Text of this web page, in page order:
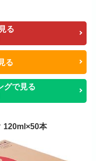
る
る
グで見る
120ml×50本